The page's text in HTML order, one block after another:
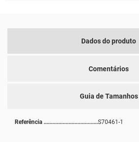
Dados do produto
Comentários
Guia de Tamanhos
Referência S70461-1